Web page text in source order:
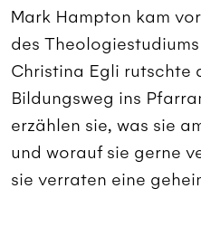
Mark Hampton kam
des
Christina Egli rutschte
Bildungsweg ins
erzählen sie, was sie
und worauf sie gerne
sie verraten eine